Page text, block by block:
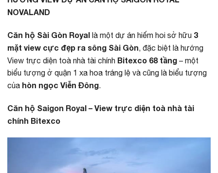
NOVALAND
Căn hộ Sài Gòn Royal là một dự án hiếm hoi sở hữu 3
mặt view cực đẹp ra sông Sài Gòn, đặc biệt là hướng
View trực diện toà nhà tài chính Bitexco 68 tầng – một
biểu tượng ở quận 1 xa hoa tráng lệ và cũng là biểu tượng
của hòn ngọc Viễn Đông.
Căn hộ Saigon Royal – View trực diện toà nhà tài
chính Bitexco